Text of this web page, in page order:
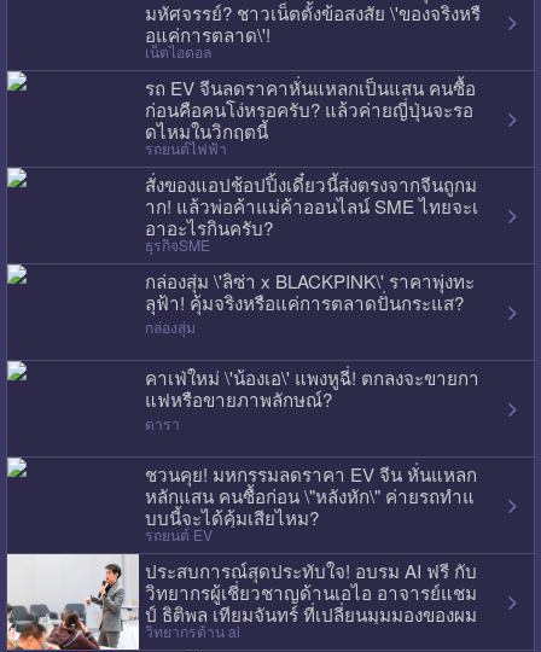
มหัศจรรย์? ชาวเน็ตตั้งข้อสงสัย \'ของจริงหรื
อแค่การตลาด\'!
เน็ตไอดอล
รถ EV จีนลดราคาหั่นแหลกเป็นแสน คนซื้อ
ก่อนคือคนโง่หรอครับ? แล้วค่ายญี่ปุ่นจะรอ
ดไหมในวิกฤตนี้
รถยนต์ไฟฟ้า
สั่งของแอปช้อปปิ้งเดี๋ยวนี้ส่งตรงจากจีนถูกม
าก! แล้วพ่อค้าแม่ค้าออนไลน์ SME ไทยจะเ
อาอะไรกินครับ?
ธุรกิจSME
กล่องสุ่ม \'ลิซ่า x BLACKPINK\' ราคาพุ่งทะ
ลุฟ้า! คุ้มจริงหรือแค่การตลาดปั่นกระแส?
กล่องสุ่ม
คาเฟ่ใหม่ \'น้องเอ\' แพงหูฉี่! ตกลงจะขายกา
แฟหรือขายภาพลักษณ์?
ดารา
ชวนคุย! มหกรรมลดราคา EV จีน หั่นแหลก
หลักแสน คนซื้อก่อน \"หลังหัก\" ค่ายรถทำแ
บบนี้จะได้คุ้มเสียไหม?
รถยนต์ EV
ประสบการณ์สุดประทับใจ! อบรม AI ฟรี กับ
วิทยากรผู้เชี่ยวชาญด้านเอไอ อาจารย์แชม
ป์ ธิติพล เทียมจันทร์ ที่เปลี่ยนมุมมองของผม
ไปเลย
วิทยากรด้าน ai